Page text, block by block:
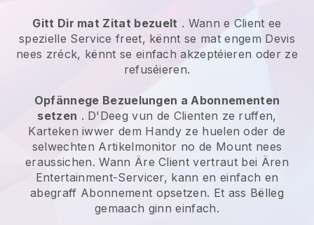
Gitt Dir mat Zitat bezuelt . Wann e Client ee
spezielle Service freet, kënnt se mat engem Devis
nees zréck, kënnt se einfach akzeptéieren oder ze
refuséieren.
Opfännege Bezuelungen a Abonnementen
setzen . D'Deeg vun de Clienten ze ruffen,
Karteken iwwer dem Handy ze huelen oder de
selwechten Artikelmonitor no de Mount nees
eraussichen.Wann Äre Client vertraut bei Ären
Entertainment-Servicer, kann en einfach en
abegraff Abonnement opsetzen. Et ass Bëlleg
gemaach ginn einfach.